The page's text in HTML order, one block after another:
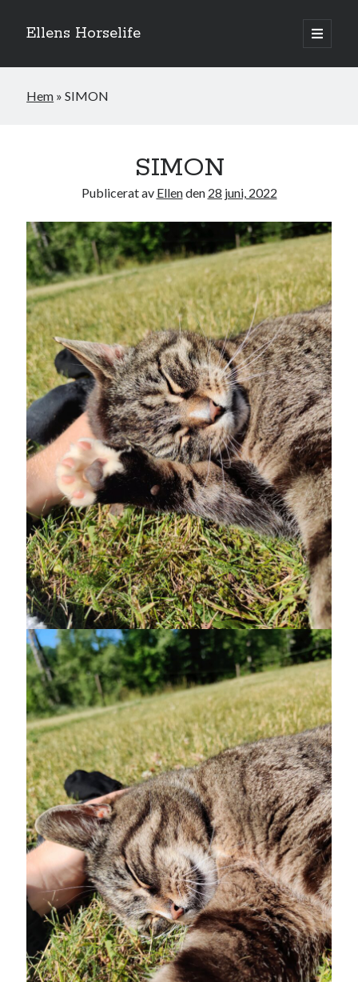
Ellens Horselife
öppna
primär
Sidopanel
Hej och välkomna till min blogg! Jag heter Ellen och är född 1996. På
denna bloggen kan ni följa min resa med hästarna, från ponnytävlingar i
dressyr & hoppning till MSV hopp & dressyr på stor häst.
Sök
Sök
Senaste inläggen
VI TRÄNAR VIDARE!
MYCKET FLUGOR
IDA; dagens hoppning!
HINDERBANA
130 BAND
Kategorier
Allmänt(997)
Extrahästar (58)
Hållidej(276)
Heart of Hope(39)
Heart Paal
(216)
Idun(140)
Källhults Spotless(163)
Min Träning (220)
Ninlil(34)
Personligt/Åsikter(161)
Resor
(111)
Tävling(159)
Träningar(63)
Utrustning (47)
Senaste kommentarerna
Hem »SIMON
SIMON
Publicerat av Ellenden 28 juni, 2022